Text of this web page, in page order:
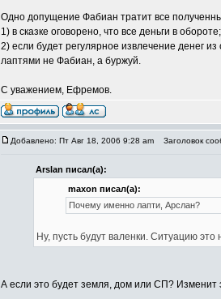
Одно допущение Фабиан тратит все
1) в сказке оговорено, что все деньги в обороте;
2) если будет регулярное извлечение денег
лаптями не Фабиан, а буржуй.
С уважением, Ефремов.
Добавлено: Пт Авг 18, 2006 9:28 am Заголовок
Arslan писал(а):
maxon писал(а):
Почему именно лапти, Арслан?
Ну, пусть будут валенки. Ситуацию это
А если это будет земля, дом или СП? Изменит